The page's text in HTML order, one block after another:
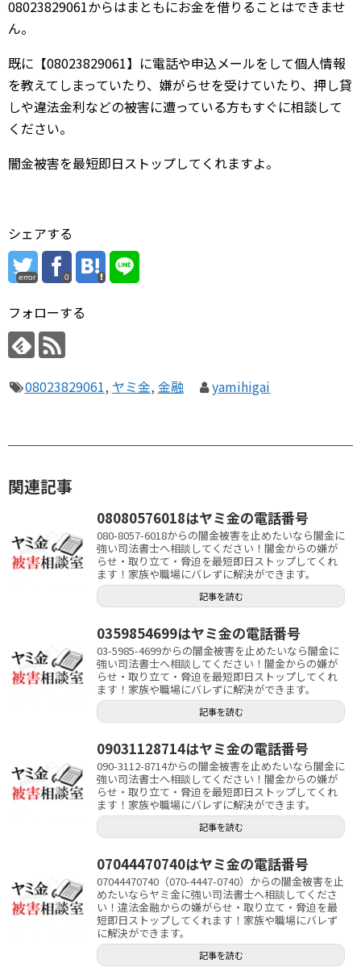
08023829061からはまともにお金を借りることはできませ
ん。
既に【08023829061】に電話や申込メールをして個人情報
を教えてしまっていたり、嫌がらせを受けていたり、押し貸
しや違法金利などの被害に遭っている方もすぐに相談して
ください。
闇金被害を最短即日ストップしてくれますよ。
シェアする
error 0
フォローする
08023829061, ヤミ金, 金融 yamihigai
関連記事
08080576018はヤミ金の電話番号
080-8057-6018からの闇金被害を止めたいなら闇金に
強い司法書士へ相談してください！闇金からの嫌が
らせ・取り立て・脅迫を最短即日ストップしてくれ
ます！家族や職場にバレずに解決ができます。
記事を読む
0359854699はヤミ金の電話番号
03-5985-4699からの闇金被害を止めたいなら闇金に
強い司法書士へ相談してください！闇金からの嫌が
らせ・取り立て・脅迫を最短即日ストップしてくれ
ます！家族や職場にバレずに解決ができます。
記事を読む
09031128714はヤミ金の電話番号
090-3112-8714からの闇金被害を止めたいなら闇金に
強い司法書士へ相談してください！闇金からの嫌が
らせ・取り立て・脅迫を最短即日ストップしてくれ
ます！家族や職場にバレずに解決ができます。
記事を読む
07044470740はヤミ金の電話番号
07044470740（070-4447-0740）からの闇金被害を止
めたいならヤミ金に強い司法書士へ相談してくださ
い！違法金融からの嫌がらせ・取り立て・脅迫を最
短即日ストップしてくれます！家族や職場にバレず
に解決ができます。
記事を読む